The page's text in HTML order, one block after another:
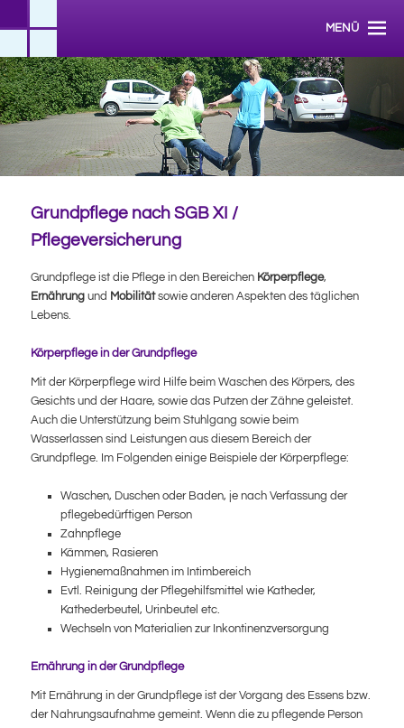
Diakonie-Sozialstation Brandshagen
gGmbH
MENÜ
Grundpflege nach SGB XI /
Pflegeversicherung
Grundpflege ist die Pflege in den Bereichen Körperpflege,
Ernährung und Mobilitätsowie anderen Aspekten des täglichen
Lebens.
Körperpflege in der Grundpflege
Mit der Körperpflege wird Hilfe beim Waschen des Körpers, des
Gesichts und der Haare, sowie das Putzen der Zähne geleistet.
Auch die Unterstützung beim Stuhlgang sowie beim
Wasserlassen sind Leistungen aus diesem Bereich der
Grundpflege. Im Folgenden einige Beispiele der Körperpflege:
Waschen, Duschen oder Baden, je nach Verfassung der
pflegebedürftigen Person
Zahnpflege
Kämmen, Rasieren
Hygienemaßnahmen im Intimbereich
Evtl. Reinigung der Pflegehilfsmittel wie Katheder,
Kathederbeutel, Urinbeutel etc.
Wechseln von Materialien zur Inkontinenzversorgung
Ernährung in der Grundpflege
Mit Ernährung in der Grundpflege ist der Vorgang des Essens bzw.
der Nahrungsaufnahme gemeint. Wenn die zu pflegende Person